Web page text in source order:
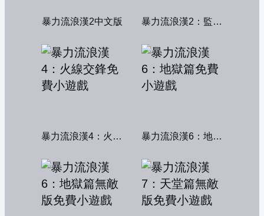
暴力流浪漢2中文版 暴力流浪漢2：監獄風雲
暴力流浪漢4：火線交鋒 暴力流浪漢6：地獄篇